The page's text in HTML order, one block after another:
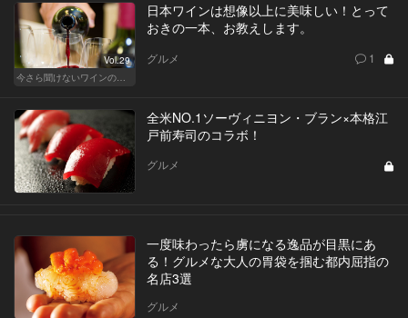
Vol.29
今さら聞けないワインの基礎知識
日本ワインは想像以上に美味しい！とって
おきの一本、お教えします。
グルメ 1
全米NO.1ソーヴィニヨン・ブラン×本格江
戸前寿司のコラボ！
グルメ
一度味わったら虜になる逸品が目黒にあ
る！グルメな大人の胃袋を掴む都内屈指の
名店3選
グルメ